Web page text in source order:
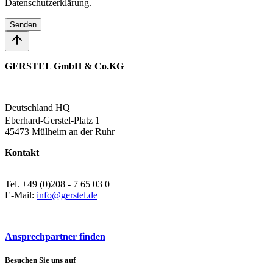
Datenschutzerklärung.
Senden
GERSTEL GmbH & Co.KG
Deutschland HQ
Eberhard-Gerstel-Platz 1
45473 Mülheim an der Ruhr
Kontakt
Tel. +49 (0)208 - 7 65 03 0
E-Mail: info@gerstel.de
Ansprechpartner finden
Besuchen Sie uns auf